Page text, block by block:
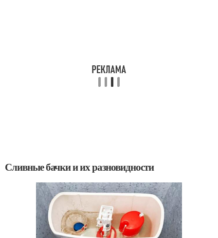
Сливные бачки и их разновидности